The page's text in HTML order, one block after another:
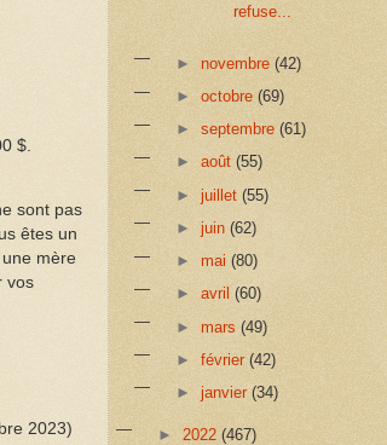
$.
sont pas
êtes un
mère
vos
2023)
refuse...
► novembre(42)
►octobre(69)
►septembre(61)
►août(55)
►juillet(55)
►juin(62)
►mai(80)
►avril(60)
►mars(49)
►février(42)
►janvier(34)
► 2022 (467)